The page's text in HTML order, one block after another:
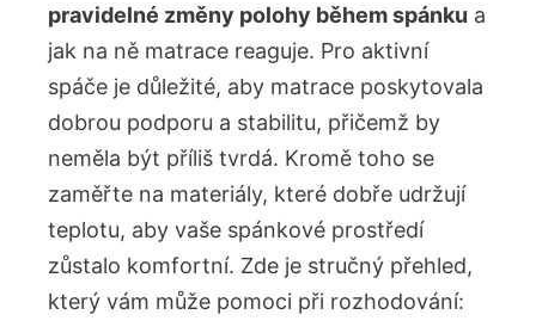
pravidelné změny polohy během spánku a
jak na ně matrace reaguje. Pro aktivní
spáče je důležité, aby matrace poskytovala
dobrou podporu a stabilitu, přičemž by
neměla být příliš tvrdá. Kromě toho se
zaměřte na materiály, které dobře udržují
teplotu, aby vaše spánkové prostředí
zůstalo komfortní. Zde je stručný přehled,
který vám může pomoci při rozhodování: